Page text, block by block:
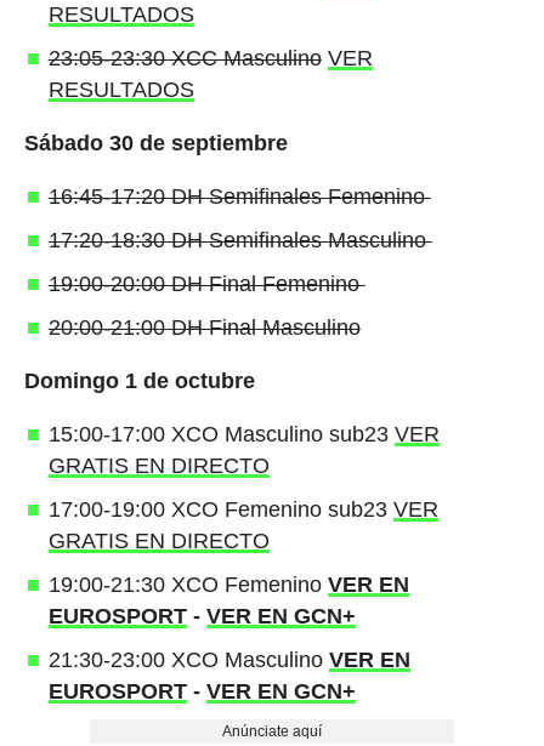
RESULTADOS
23:05-23:30 XCC Masculino VER
RESULTADOS
Sábado 30 de septiembre
16:45-17:20 DH Semifinales Femenino
17:20-18:30 DH Semifinales Masculino
19:00-20:00 DH Final Femenino
20:00-21:00 DH Final Masculino
Domingo 1 de octubre
15:00-17:00 XCO Masculino sub23 VER
GRATIS EN DIRECTO
17:00-19:00 XCO Femenino sub23 VER
GRATIS EN DIRECTO
19:00-21:30 XCO Femenino VER EN
EUROSPORT- VER EN GCN+
21:30-23:00 XCO Masculino VER EN
EUROSPORT- VER EN GCN+
Anúnciate aquí